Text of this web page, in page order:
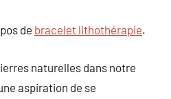
de bracelet lithothérapie.
naturelles dans notre
aspiration de se